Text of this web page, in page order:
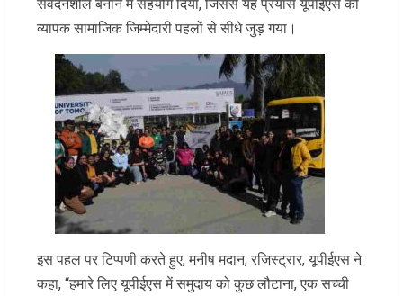
संवेदनशील बनाने में सहयोग दिया, जिससे यह प्रयास यूपीईएस की
व्यापक सामाजिक जिम्मेदारी पहलों से सीधे जुड़ गया।
इस पहल पर टिप्पणी करते हुए, मनीष मदान, रजिस्ट्रार, यूपीईएस ने
कहा, “हमारे लिए यूपीईएस में समुदाय को कुछ लौटाना, एक सच्ची